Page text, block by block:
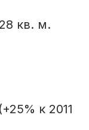
кв. м.
к 2011